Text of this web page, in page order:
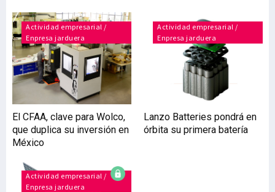
expl
Actividad empresarial /
Enpresa jarduera
El CFAA, clave para Wolco,
que duplica su inversión en
México
Actividad empresarial /
Enpresa jarduera
Lanzo Batteries pondrá en
órbita su primera batería
Actividad empresarial /
Enpresa jarduera